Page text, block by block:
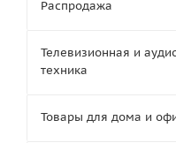
Распродажа
Телевизионная и
техника
Товары для дома и